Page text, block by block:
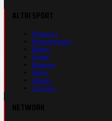
Formula 1
Motomondiale
Basket
Tennis
Running
Volley
eSports
Ciclismo